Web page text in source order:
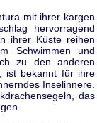
mit ihrer kargen
hervorragend
ihrer Küste reihen
Schwimmen und
zu den anderen
ist bekannt für ihre
Inselinnere.
das